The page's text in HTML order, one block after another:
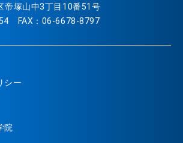
帝塚山中3丁目10番51号
FAX：06-6678-8797
シー
院